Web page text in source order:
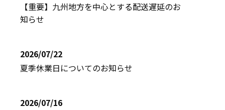
【重要】九州地方を中心とする配送遅延のお
知らせ
2026/07/22
夏季休業日についてのお知らせ
2026/07/16